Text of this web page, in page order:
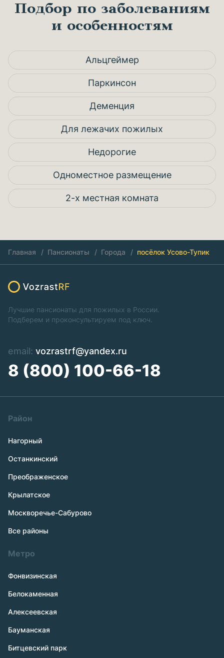
Подбор по заболеваниям
и особенностям
Альцгеймер
Паркинсон
Деменция
Для лежачих пожилых
Недорогие
Одноместное размещение
2-х местная комната
Главная Пансионаты Города посёлок Усово-Тупик
Лучшие пансионаты для пожилых в России.
Подберем и проконсультируем под ключ.
email: vozrastrf@yandex.ru
8 (800) 100-66-18
Район
Нагорный
Останкинский
Преображенское
Крылатское
Москворечье-Сабурово
Все районы
Метро
Фонвизинская
Белокаменная
Алексеевская
Бауманская
Битцевский парк